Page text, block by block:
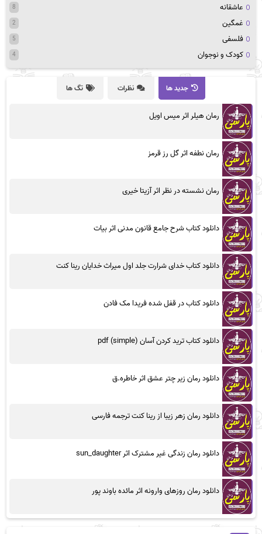
عاشقانه 8
غمگین 2
فلسفی 5
کودک و نوجوان 4
جدید ها نظرات تگ ها
رمان هیلر اثر میس اویل
رمان نطفه اثر گل رز قرمز
رمان نشسته در نظر اثر آزیتا خیری
دانلود کتاب شرح جامع قانون مدنی اثر بیات
دانلود کتاب خدای شرارت جلد اول میراث خدایان رینا کنت
دانلود کتاب در قفل شده فریدا مک فادن
دانلود کتاب ترید کردن آسان (simple) pdf
دانلود رمان زیر چتر عشق اثر خاطره.ق
دانلود رمان زهر زیبا از رینا کنت ترجمه فارسی
دانلود رمان زندگی غیر مشترک اثر sun_daughter
دانلود رمان روزهای وارونه اثر مائده باوند پور